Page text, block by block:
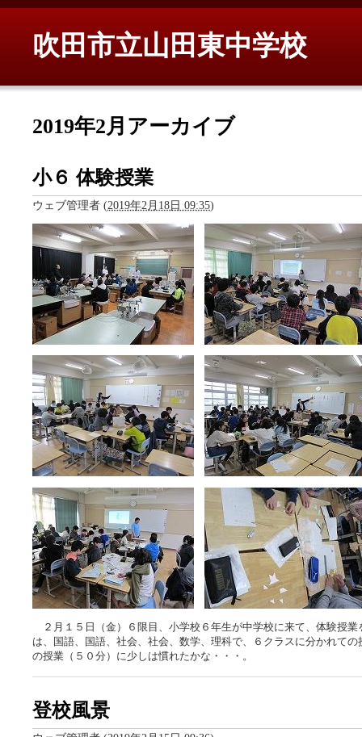
吹田市立山田東中学校
2019年2月アーカイブ
小６ 体験授業
ウェブ管理者 (2019年2月18日 09:35)
２月１５日（金）６限目、小学校６年生が中学校に来て、体験授業
は、国語、国語、社会、社会、数学、理科で、６クラスに分かれて
の授業（５０分）に少しは慣れたかな・・・。
登校風景